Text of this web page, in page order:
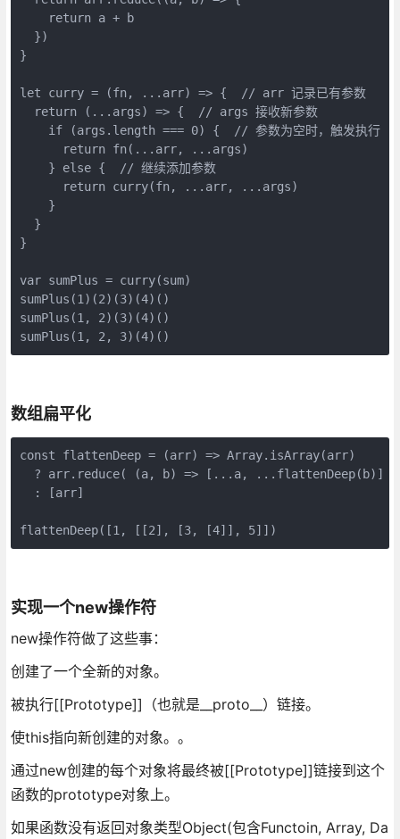
    return a + b
  })
}
let curry = (fn, ...arr) => {  // arr 记录已有参数
  return (...args) => {  // args 接收新参数
    if (args.length === 0) {  // 参数为空时，触发执行
      return fn(...arr, ...args)
    } else {  // 继续添加参数
      return curry(fn, ...arr, ...args)
    }
  }
}
var sumPlus = curry(sum)
sumPlus(1)(2)(3)(4)()
sumPlus(1, 2)(3)(4)()
数组扁平化
const flattenDeep = (arr) => Array.isArray(arr)
? arr.reduce( (a, b) => [...a, ...flattenDeep(b)]
  : [arr]
实现一个new操作符
new操作符做了这些事：
创建了一个全新的对象。
被执行[[Prototype]]（也就是__proto__）链接。
使this指向新创建的对象。。
通过new创建的每个对象将最终被[[Prototype]]链接到这个
函数的prototype对象上。
如果函数没有返回对象类型Object(包含Functoin, Array, Da